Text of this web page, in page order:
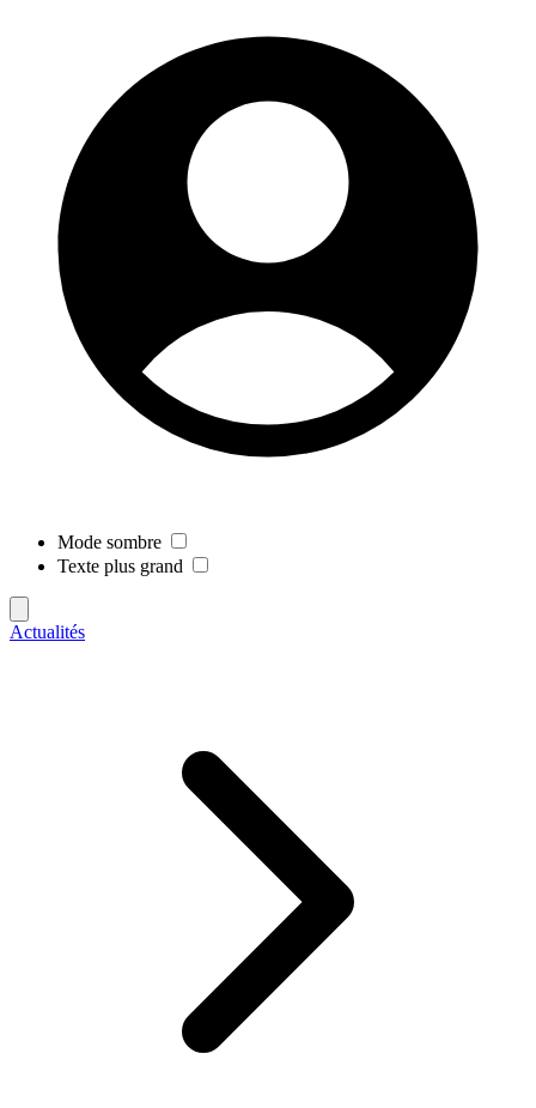
Mode sombre
Texte plus grand
Actualités